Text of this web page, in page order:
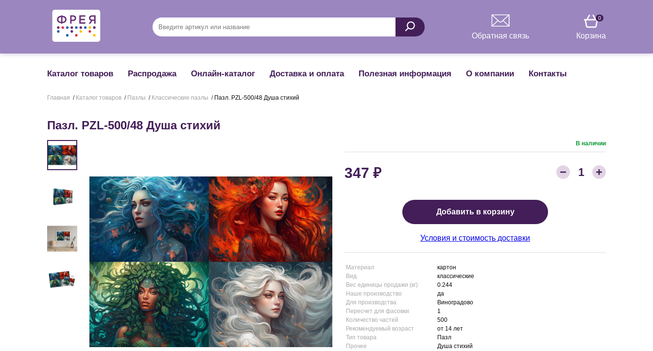
Поиск
Обратная связь
0
Корзина
Каталог товаров Распродажа Онлайн-каталог Доставка и оплата Полезная информация О компании Контакты
Главная / Каталог товаров / Пазлы / Классические пазлы / Пазл. PZL-500/48 Душа стихий
Пазл. PZL-500/48 Душа стихий
В наличии
Цена:
347 ₽ Количество товара:
1
Добавить в корзину
Условия и стоимость доставки
Материал
картон
Вид
классические
Вес единицы продажи (кг)
0.244
Наше производство
да
Для производства
Виноградово
Пересчет для фасовки
1
Количество частей
500
Рекомендуемый возраст
от 14 лет
Тип товара
Пазл
Прочее
Душа стихий